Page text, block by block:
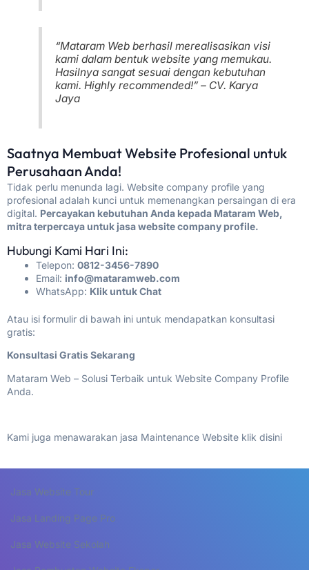
“Mataram Web berhasil merealisasikan visi
kami dalam bentuk website yang memukau.
Hasilnya sangat sesuai dengan kebutuhan
kami. Highly recommended!” – CV. Karya
Jaya
Saatnya Membuat Website Profesional untuk
Perusahaan Anda!
Tidak perlu menunda lagi. Website company profile yang
profesional adalah kunci untuk memenangkan persaingan di era
digital. Percayakan kebutuhan Anda kepada Mataram Web,
mitra terpercaya untuk jasa website company profile.
Hubungi Kami Hari Ini:
Telepon: 0812-3456-7890
Email: info@mataramweb.com
WhatsApp: Klik untuk Chat
Atau isi formulir di bawah ini untuk mendapatkan konsultasi
gratis:
Konsultasi Gratis Sekarang
Mataram Web – Solusi Terbaik untuk Website Company Profile
Anda.
Kami juga menawarakan jasa Maintenance Website klik disini
Jasa Website Tour
Jasa Landing Page Pro
Jasa Website Sekolah